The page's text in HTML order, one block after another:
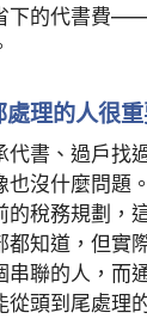
下的代書費
理的人很
代書、過戶找
沒什麼問題
的稅務規劃，
知道，但實
聯的人，而
從頭到尾處理